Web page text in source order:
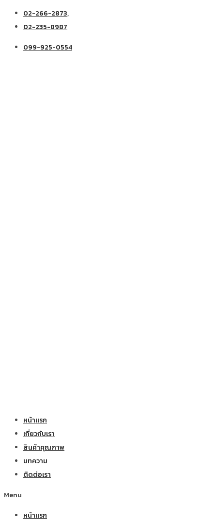
02-266-2873,
02-235-8987
099-925-0554
หน้าแรก
เกี่ยวกับเรา
สินค้าคุณภาพ
บทความ
ติดต่อเรา
Menu
หน้าแรก